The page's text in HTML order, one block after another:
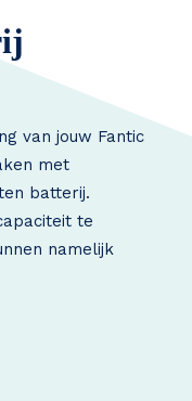
van jouw Fantic
met
batterij.
te
namelijk